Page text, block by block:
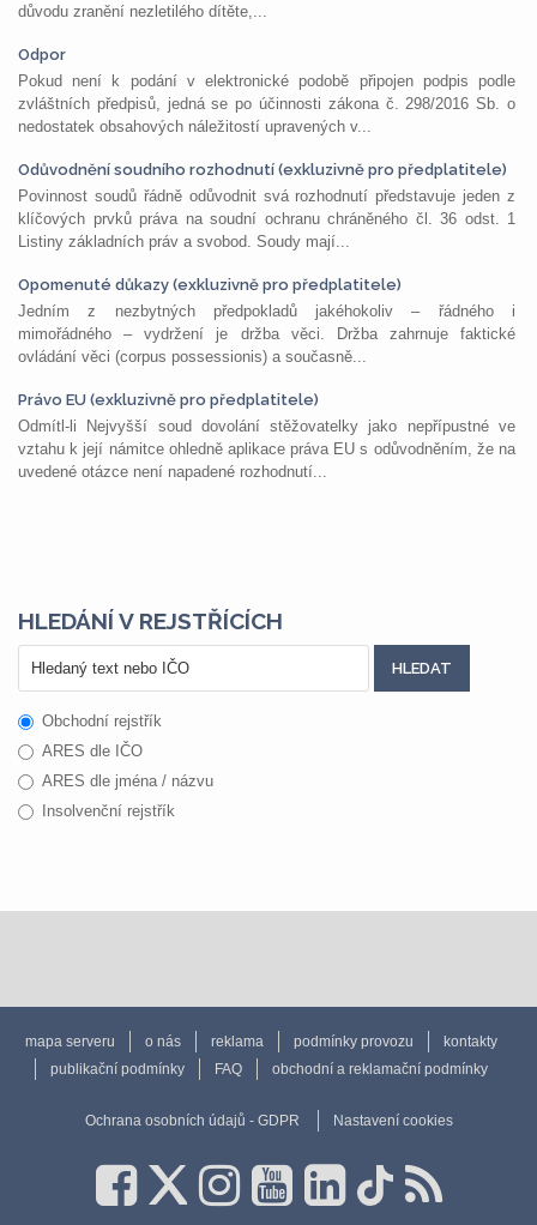
důvodu zranění nezletilého dítěte,...
Odpor
Pokud není k podání v elektronické podobě připojen podpis podle
zvláštních předpisů, jedná se po účinnosti zákona č. 298/2016 Sb. o
nedostatek obsahových náležitostí upravených v...
Odůvodnění soudního rozhodnutí (exkluzivně pro předplatitele)
Povinnost soudů řádně odůvodnit svá rozhodnutí představuje jeden z
klíčových prvků práva na soudní ochranu chráněného čl. 36 odst. 1
Listiny základních práv a svobod. Soudy mají...
Opomenuté důkazy (exkluzivně pro předplatitele)
Jedním z nezbytných předpokladů jakéhokoliv – řádného i
mimořádného – vydržení je držba věci. Držba zahrnuje faktické
ovládání věci (corpus possessionis) a současně...
Právo EU (exkluzivně pro předplatitele)
Odmítl-li Nejvyšší soud dovolání stěžovatelky jako nepřípustné ve
vztahu k její námitce ohledně aplikace práva EU s odůvodněním, že na
uvedené otázce není napadené rozhodnutí...
HLEDÁNÍ V REJSTŘÍCÍCH
Obchodní rejstřík
ARES dle IČO
ARES dle jména / názvu
Insolvenční rejstřík
mapa serveru o nás reklama podmínky provozu
kontakty
publikační podmínky
FAQ obchodní a reklamační podmínky
Ochrana osobních údajů - GDPR Nastavení cookies